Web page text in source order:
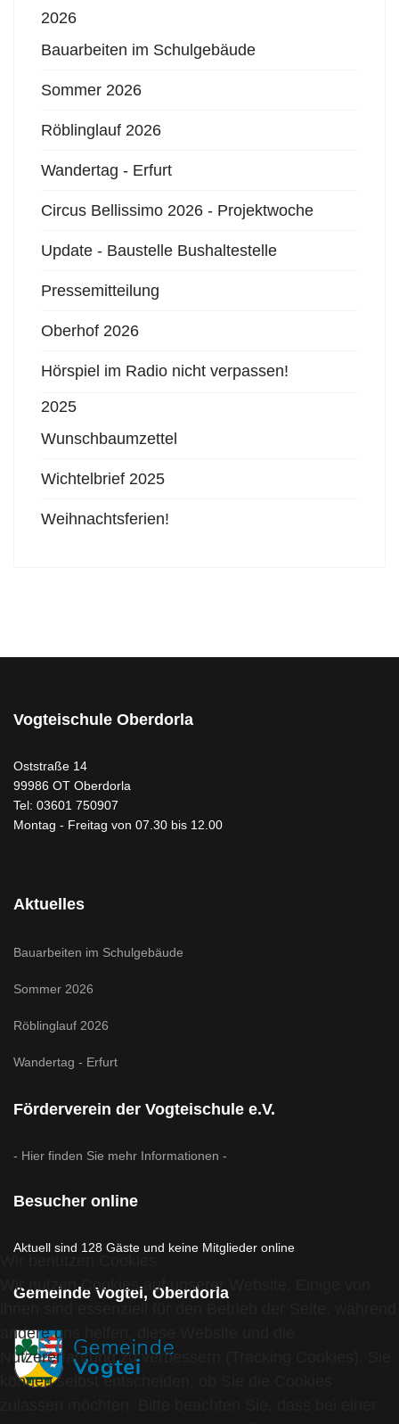
2026
Bauarbeiten im Schulgebäude
Sommer 2026
Röblinglauf 2026
Wandertag - Erfurt
Circus Bellissimo 2026 - Projektwoche
Update - Baustelle Bushaltestelle
Pressemitteilung
Oberhof 2026
Hörspiel im Radio nicht verpassen!
2025
Wunschbaumzettel
Wichtelbrief 2025
Weihnachtsferien!
Vogteischule Oberdorla
Oststraße 14
99986 OT Oberdorla
Tel: 03601 750907
Montag - Freitag von 07.30 bis 12.00
Aktuelles
Bauarbeiten im Schulgebäude
Sommer 2026
Röblinglauf 2026
Wandertag - Erfurt
Förderverein der Vogteischule e.V.
- Hier finden Sie mehr Informationen -
Besucher online
Aktuell sind 128 Gäste und keine Mitglieder online
Gemeinde Vogtei, Oberdorla
Wir nutzen Cookies auf unserer Website. Einige von
andere uns helfen, diese Website und die
Nutzererfahrung zu verbessern (Tracking Cookies). Sie
können selbst entscheiden, ob Sie die Cookies